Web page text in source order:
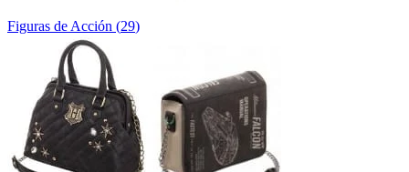
Figuras de Acción (29)